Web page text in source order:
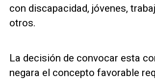
con discapacidad, jóvenes,
otros.
La decisión de convocar esta
negara el concepto favorable